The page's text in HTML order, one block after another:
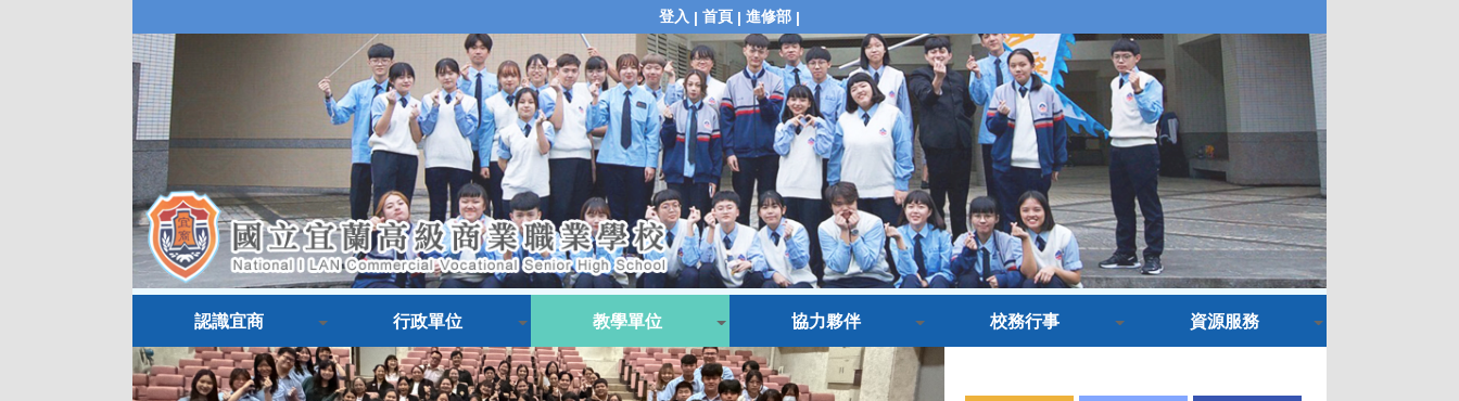
登入 | 首頁 | 進修部 |
認識宜商 行政單位 教學單位 協力夥伴 校務行事 資源服務